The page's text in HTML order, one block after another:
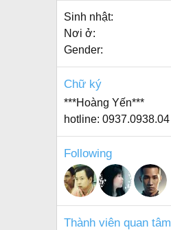
Sinh nhật
Nơi ở
Gender
Chữ ký
***Hoàng Yến***
hotline: 0937.0938.04
Following
Thành viên quan tâm